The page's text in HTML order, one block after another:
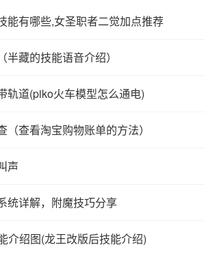
能有哪些,女圣职者二觉加点推荐
半藏的技能语音介绍）
轨道(piko火车模型怎么通电)
（查看淘宝购物账单的方法）
声
统详解，附魔技巧分享
介绍图(龙王改版后技能介绍)